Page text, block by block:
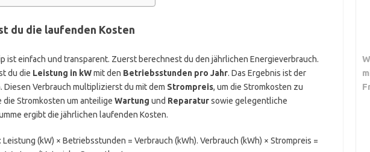
du die laufenden Kosten
ist einfach und transparent. Zuerst berechnest du den jährlichen Energieverbrauch.
du die Leistung in kWmit den Betriebsstunden pro Jahr. Das Ergebnis ist der
Diesen Verbrauch multiplizierst du mit dem Strompreis, um die Stromkosten zu
die Stromkosten um anteilige Wartung und Reparatursowie gelegentliche
ergibt die jährlichen laufenden Kosten.
(kW) × Betriebsstunden = Verbrauch (kWh). Verbrauch (kWh) × Strompreis =